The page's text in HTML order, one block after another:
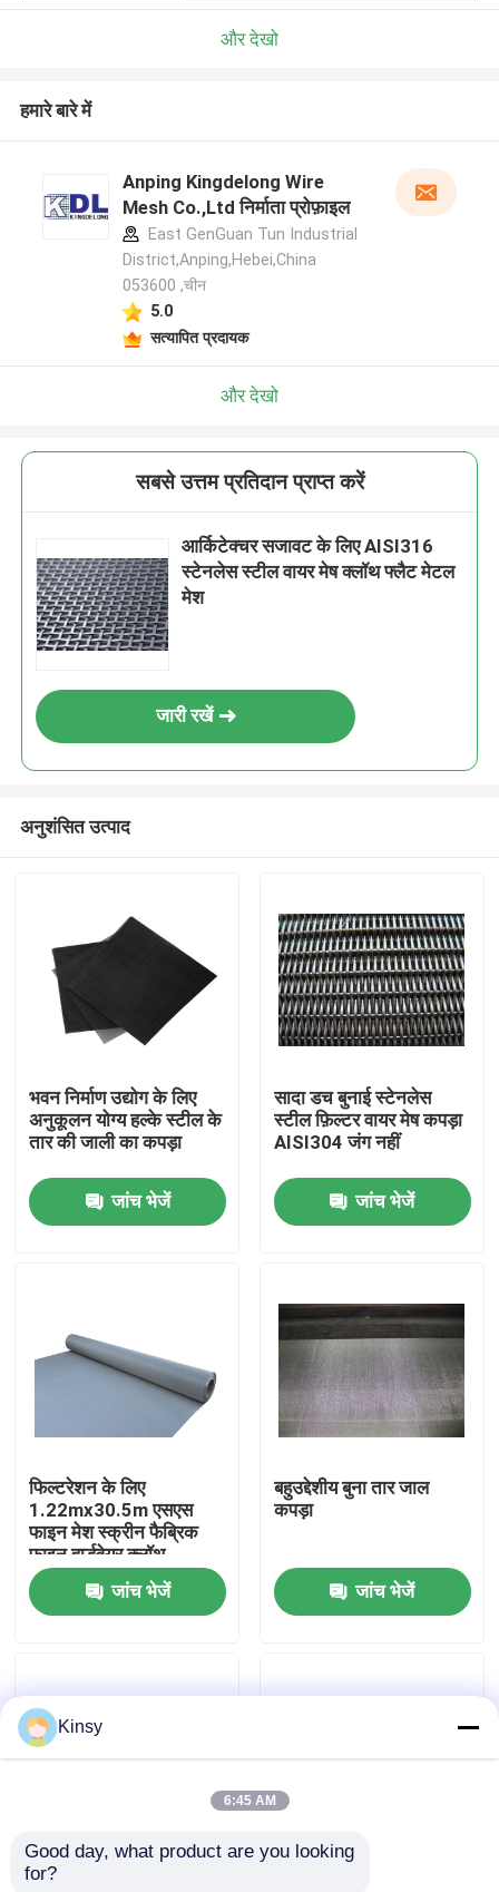
कारखाने का दौरा
गुणवत्ता नियंत्रण
समाचार
बुना तार जाल स्क्रीन
और देखो
हमारे बारे में
Anping Kingdelong Wire
Mesh Co.,Ltd निर्माता प्रोफ़ाइल
East GenGuan Tun Industrial
District,Anping,Hebei,China
053600 ,चीन
5.0
सत्यापित प्रदायक
और देखो
सबसे उत्तम प्रतिदान प्राप्त करें
आर्किटेक्चर सजावट के लिए AISI316
स्टेनलेस स्टील वायर मेष क्लॉथ फ्लैट मेटल
मेश
जारी रखें
अनुशंसित उत्पाद
भवन निर्माण उद्योग के लिए
अनुकूलन योग्य हल्के स्टील के
तार की जाली का कपड़ा
जांच भेजें
सादा डच बुनाई स्टेनलेस
स्टील फ़िल्टर वायर मेष कपड़ा
AISI304 जंग नहीं
जांच भेजें
फिल्टरेशन के लिए
1.22mx30.5m एसएस
फाइन मेश स्क्रीन फैब्रिक
फाइन हार्डवेयर क्लॉथ
जांच भेजें
बहुउद्देशीय बुना तार जाल
कपड़ा
जांच भेजें
फ़िल्टरिंग सामग्री AISI304
Kinsy
6:45 AM
Good day, what product are you looking
for?